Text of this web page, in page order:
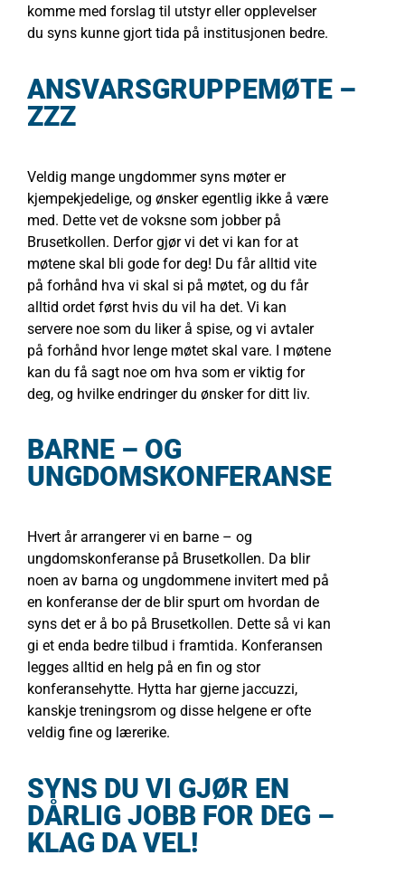
komme med forslag til utstyr eller opplevelser
du syns kunne gjort tida på institusjonen bedre.
ANSVARSGRUPPEMØTE –
ZZZ
Veldig mange ungdommer syns møter er
kjempekjedelige, og ønsker egentlig ikke å være
med. Dette vet de voksne som jobber på
Brusetkollen. Derfor gjør vi det vi kan for at
møtene skal bli gode for deg! Du får alltid vite
på forhånd hva vi skal si på møtet, og du får
alltid ordet først hvis du vil ha det. Vi kan
servere noe som du liker å spise, og vi avtaler
på forhånd hvor lenge møtet skal vare. I møtene
kan du få sagt noe om hva som er viktig for
deg, og hvilke endringer du ønsker for ditt liv.
BARNE – OG
UNGDOMSKONFERANSE
Hvert år arrangerer vi en barne – og
ungdomskonferanse på Brusetkollen. Da blir
noen av barna og ungdommene invitert med på
en konferanse der de blir spurt om hvordan de
syns det er å bo på Brusetkollen. Dette så vi kan
gi et enda bedre tilbud i framtida. Konferansen
legges alltid en helg på en fin og stor
konferansehytte. Hytta har gjerne jaccuzzi,
kanskje treningsrom og disse helgene er ofte
veldig fine og lærerike.
SYNS DU VI GJØR EN
DÅRLIG JOBB FOR DEG –
KLAG DA VEL!